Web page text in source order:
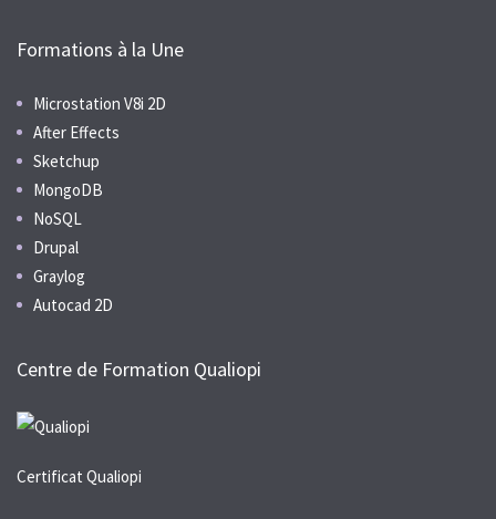
Formations à la Une
Microstation V8i 2D
After Effects
Sketchup
MongoDB
NoSQL
Drupal
Graylog
Autocad 2D
Centre de Formation Qualiopi
Certificat Qualiopi